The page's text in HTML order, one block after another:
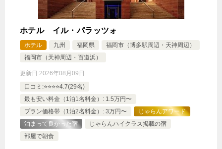
ホテル イル・パラッツォ
ホテル 九州 福岡県
福岡市（博多駅周辺・天神周辺）
福岡市（天神周辺・百道浜）
更新日:2026年08月09日
口コミ:⭐️⭐️⭐️⭐️4.7(29名)
最も安い料金（1泊1名料金）: 1.5万円〜
プラン価格帯（1泊2名料金）: 3万円〜
じゃらんアワード
泊まって良かった宿
じゃらんハイクラス掲載の宿
部屋で朝食